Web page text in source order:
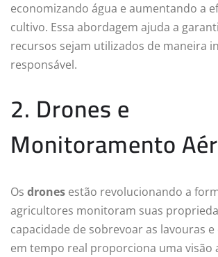
economizando água e aumentando a
cultivo. Essa abordagem ajuda a
recursos sejam utilizados de maneira
responsável.
2. Drones e
Monitoramento
Os drones estão revolucionando a
agricultores monitoram suas
capacidade de sobrevoar as lavouras
em tempo real proporciona uma visão